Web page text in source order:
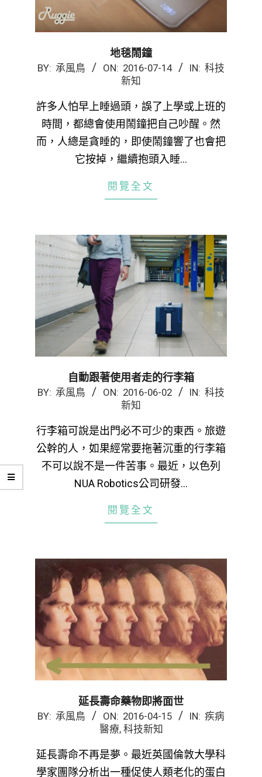
地毯鬧鐘
2016-
14
BY: 承風鳥 ON: 2016-07-14 IN: 科技
新知
許多人怕早上睡過頭，誤了上學或上班的
時間，都總會使用鬧鐘把自己吵醒。然
而，人總是貪睡的，即使鬧鐘響了也會把
它按掉，繼續抱頭入睡…
閱覽全文
自動跟著使用者走的行李箱
2016-
02
BY: 承風鳥 ON: 2016-06-02 IN: 科技
新知
行李箱可說是出門必不可少的東西。旅遊
公幹的人，如果經常要拖著沉重的行李箱
不可以說不是一件苦事。最近，以色列
NUA Robotics公司研發…
閱覽全文
延長壽命藥物即將面世
2016-
15
BY: 承風鳥 ON: 2016-04-15 IN: 疾病
醫療, 科技新知
延長壽命不再是夢。最近英國倫敦大學科
學家團隊分析出一種促使人類老化的蛋白